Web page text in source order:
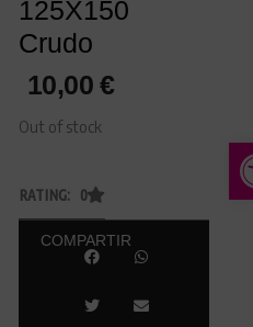
125X150
Crudo
10,00€
Out of stock
RATING: 0
COMPARTIR